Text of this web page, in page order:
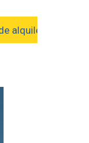
alquiler